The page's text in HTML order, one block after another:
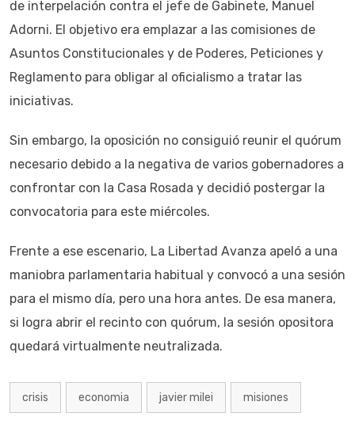
de interpelación contra el jefe de Gabinete, Manuel
Adorni. El objetivo era emplazar a las comisiones de
Asuntos Constitucionales y de Poderes, Peticiones y
Reglamento para obligar al oficialismo a tratar las
iniciativas.
Sin embargo, la oposición no consiguió reunir el quórum
necesario debido a la negativa de varios gobernadores a
confrontar con la Casa Rosada y decidió postergar la
convocatoria para este miércoles.
Frente a ese escenario, La Libertad Avanza apeló a una
maniobra parlamentaria habitual y convocó a una sesión
para el mismo día, pero una hora antes. De esa manera,
si logra abrir el recinto con quórum, la sesión opositora
quedará virtualmente neutralizada.
crisis economia javier milei misiones